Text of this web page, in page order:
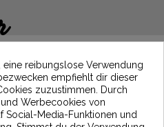
sich anmelden und
Motors-
bleiben
eine reibungslose Verwendung
empfiehlt dir dieser
zuzustimmen. Durch
Werbecookies von
Social-Media-Funktionen und